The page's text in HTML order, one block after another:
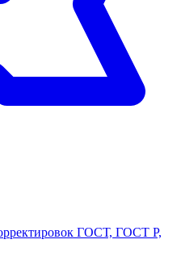
ГОСТ, ГОСТ Р,